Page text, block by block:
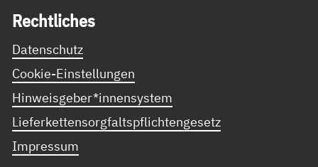
Recht­li­ches
Datenschutz
Cookie-Einstellungen
Hinweisgeber*innensystem
Lieferkettensorgfaltspflichtengesetz
Impressum